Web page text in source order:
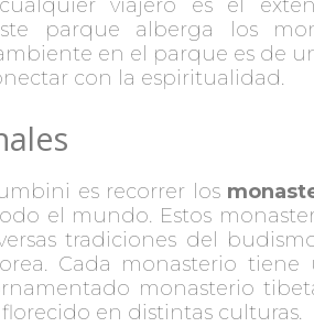
viajero es el
parque alberga los
en el parque es de
con la espiritualidad.
es recorrer los
el mundo. Estos
tradiciones del
Cada monasterio
monasterio
en distintas culturas.